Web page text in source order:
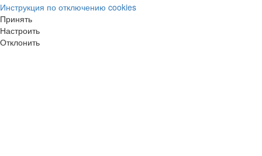
Инструкция по отключению cookies
Принять
Настроить
Отклонить